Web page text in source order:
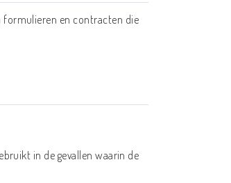
formulieren en contracten die
in de gevallen waarin de